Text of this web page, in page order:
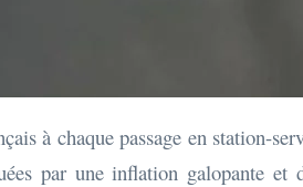
à chaque passage en station-
par une inflation galopante